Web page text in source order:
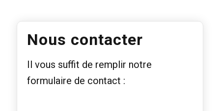
Nous contacter
Il vous suffit de remplir notre
formulaire de contact :